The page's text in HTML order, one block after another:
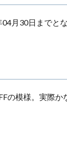
月30日までとな
の模様。実際か